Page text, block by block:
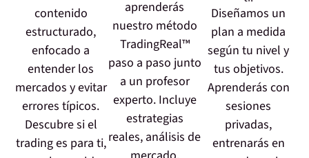
contenido
estructurado,
enfocado a
entender los
mercados y evitar
errores típicos.
Descubre si el
trading es para ti,
aprenderás
nuestro método
TradingReal™
paso a paso junto
a un profesor
experto. Incluye
estrategias
reales, análisis de
Diseñamos un
plan a medida
según tu nivel y
tus objetivos.
Aprenderás con
sesiones
privadas,
entrenarás en